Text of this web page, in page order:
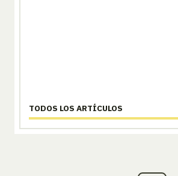
TODOS LOS ARTÍCULOS